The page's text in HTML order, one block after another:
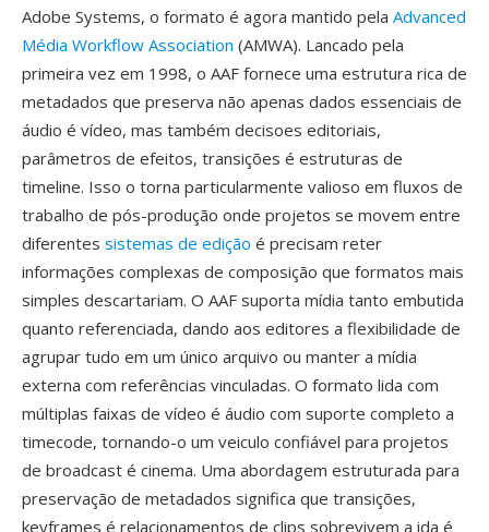
Adobe Systems, o formato é agora mantido pela Advanced
Média Workflow Association (AMWA). Lancado pela
primeira vez em 1998, o AAF fornece uma estrutura rica de
metadados que preserva não apenas dados essenciais de
áudio é vídeo, mas também decisoes editoriais,
parâmetros de efeitos, transições é estruturas de
timeline. Isso o torna particularmente valioso em fluxos de
trabalho de pós-produção onde projetos se movem entre
diferentes sistemas de edição é precisam reter
informações complexas de composição que formatos mais
simples descartariam. O AAF suporta mídia tanto embutida
quanto referenciada, dando aos editores a flexibilidade de
agrupar tudo em um único arquivo ou manter a mídia
externa com referências vinculadas. O formato lida com
múltiplas faixas de vídeo é áudio com suporte completo a
timecode, tornando-o um veiculo confiável para projetos
de broadcast é cinema. Uma abordagem estruturada para
preservação de metadados significa que transições,
keyframes é relacionamentos de clips sobrevivem a ida é